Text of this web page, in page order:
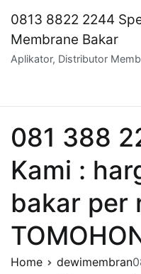
content
0813 8822 2244
Membrane Bakar
Aplikator, Distributor
081 388
Kami :
bakar per
Home
dewimembran